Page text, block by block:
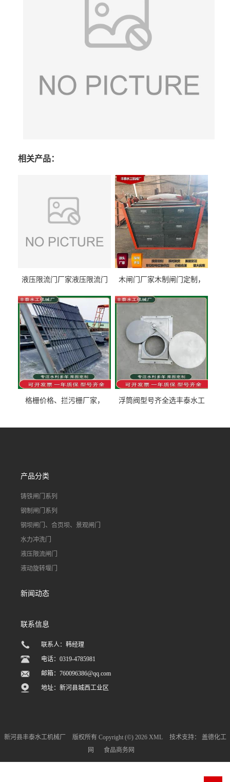
相关产品：
液压限流门厂家液压限流门
泰制造
木闸门厂家木制闸门定制，
型号齐全
格栅价格、拦污栅厂家，
浮筒阀型号齐全选丰泰水工
道水库电站污水处理钢制闸
产品分类
铸铁闸门系列
钢制闸门系列
钢坝闸门、合页坝、景观闸门
水力冲洗门
液压限流闸门
液动旋转堰门
新闻动态
联系信息
联系人：韩经理
电话：0319-4785981
邮箱：760096386@qq.com
地址：新河县城西工业区
新河县丰泰水工机械厂 版权所有 Copyright (©) 2026 XML 技术支持：
盖德化工
网
食品商务网